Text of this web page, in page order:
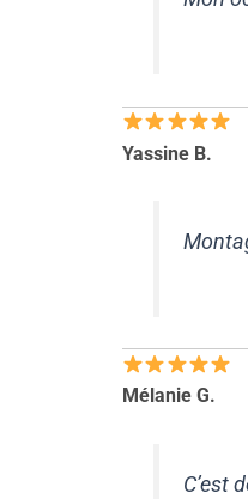
Yassine B.
Mélanie G.
C’est